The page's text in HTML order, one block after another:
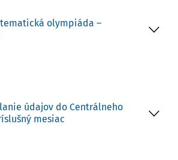
olympiáda –
údajov do Centrálneho
mesiac